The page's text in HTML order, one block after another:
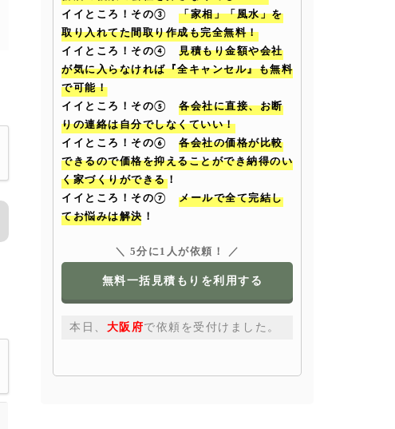
イイところ！その③
「家相」「風水」を
取り入れてた間取り作成も完全無料！
イイところ！その④
見積もり金額や会社
が気に入らなければ『全キャンセル』も無料
で可能！
イイところ！その⑤
各会社に直接、お断
りの連絡は自分でしなくていい！
イイところ！その⑥
各会社の価格が比較
できるので価格を抑えることができ納得のい
く家づくりができる！
イイところ！その⑦
メールで全て完結し
てお悩みは解決！
＼ 5分に1人が依頼！ ／
無料一括見積もりを利用する
本日、 大阪府で依頼を受付けました。